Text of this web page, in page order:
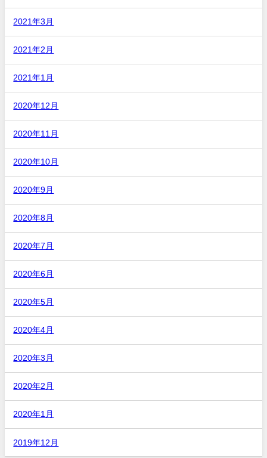
2021年3月
2021年2月
2021年1月
2020年12月
2020年11月
2020年10月
2020年9月
2020年8月
2020年7月
2020年6月
2020年5月
2020年4月
2020年3月
2020年2月
2020年1月
2019年12月